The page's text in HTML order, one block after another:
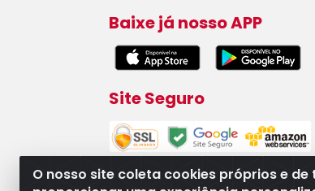
O nosso site coleta cookies próprios e
Baixe já nosso APP
Site Seguro